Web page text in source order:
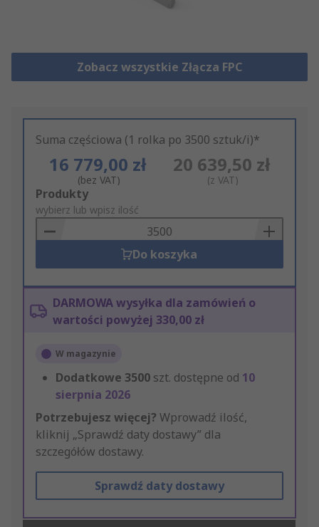
Zobacz wszystkie Złącza FPC
Suma częściowa (1 rolka po 3500 sztuk/i)*
16 779,00 zł
(bez VAT)
20 639,50 zł
(z VAT)
Add
to
Basket
Produkty
wybierz lub wpisz ilość
Do koszyka
DARMOWA wysyłka dla zamówień o
wartości powyżej 330,00 zł
W magazynie
Dodatkowe 3500 szt. dostępne od 10
sierpnia 2026
Potrzebujesz więcej? Wprowadź ilość,
kliknij „Sprawdź daty dostawy” dla
szczegółów dostawy.
Sprawdź daty dostawy